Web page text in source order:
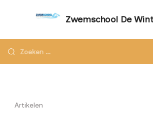
Zwemschool De
aandacht – Zwemschool
Artikelen